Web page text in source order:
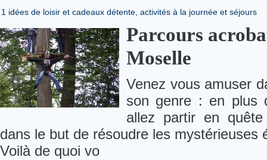
1 idées de loisir et cadeaux détente, activités à la journée et séjours
Parcours
Moselle
Venez vous amuser
son genre : en plus
allez partir en
dans le but de résoudre les mystérieuses
Voilà de quoi vo